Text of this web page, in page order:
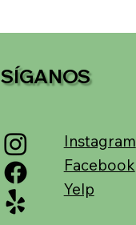
Instagram
Facebook
Yelp
SÍGANOS